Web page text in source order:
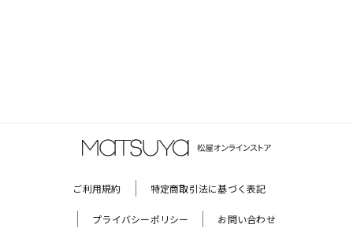
ご利用規約 特定商取引法に基づく表記
プライバシーポリシー お問い合わせ